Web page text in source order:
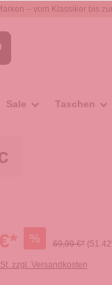
– vom Klassiker bis
Sale Taschen
% 69,99 €*
zzgl. Versandkosten